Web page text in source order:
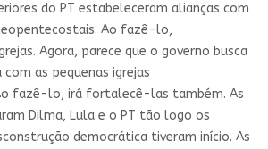
do PT estabeleceram alianças com
Ao fazê-lo,
Agora, parece que o governo busca
as pequenas igrejas
fazê-lo, irá fortalecê-las também. As
Dilma, Lula e o PT tão logo os
democrática tiveram início. As